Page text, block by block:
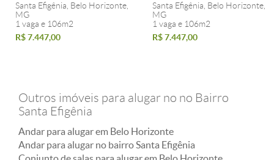
Santa Efigênia, Belo Horizonte,
MG
1 vaga e 106m2
R$ 7.447,00
Santa Efigênia, Belo Horizonte,
MG
1 vaga e 106m2
R$ 7.447,00
Outros imóveis para alugar no no Bairro
Santa Efigênia
Andar para alugar em Belo Horizonte
Andar para alugar no bairro Santa Efigênia